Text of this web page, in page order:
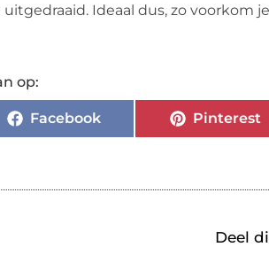
Ideaal dus, zo voorkom
op:
Facebook Pinterest
Deel